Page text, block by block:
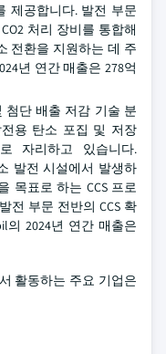
제공합니다. 발전 부문
처리 장비를 통합해
전환을 지원하는 데 주
년 연간 매출은 278억
첨단 배출 저감 기술 분
용 탄소 포집 및 저장
자리하고 있습니다.
발전 시설에서 발생하
목표로 하는 CCS 프로
전 부문 전반의 CCS 확
의 2024년 연간 매출은
활동하는 주요 기업은